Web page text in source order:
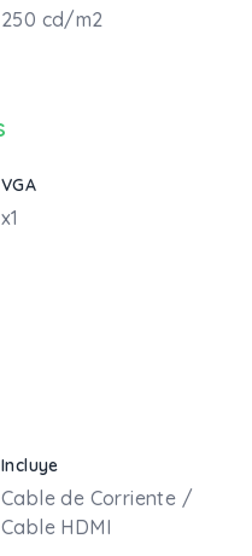
250 cd/m2
VGA
x1
Incluye
Cable de Corriente /
Cable HDMI